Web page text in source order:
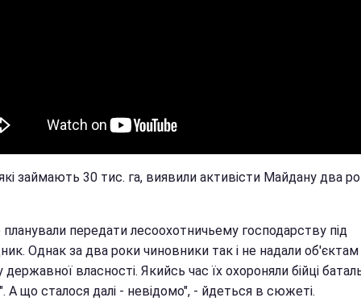
займають 30 тис. га, виявили активісти Майдану два
передати лесоохотничьему господарству під
Однак за два роки чиновники так і не надали об'єктам
державної власності. Якийсь час їх охороняли бійці
А що сталося далі - невідомо", - йдеться в сюжеті.